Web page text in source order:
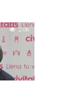
2.0K